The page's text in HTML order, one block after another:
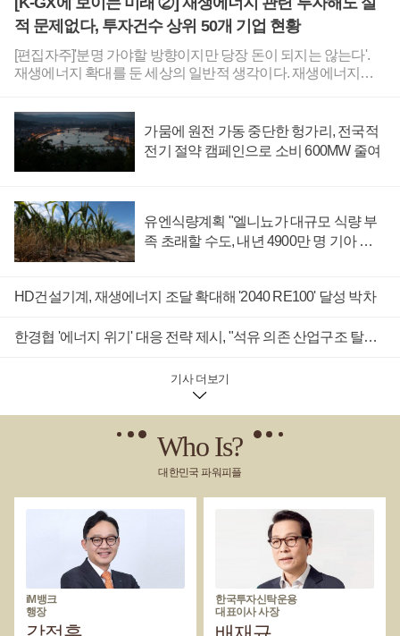
격 결정력을 앞세워 고객사들에 더 높은 가격으로 장기 계약 체
결을 요구하는 사례도 파악된다고 전했다.따라서 빅테크 업체
들의 장기 계약 금액이 앞으로 계속 늘어날 가능성도 있다고 덧
붙였다.결국 배런스는 2027년부터 빅테크의 인공지능 설비 투
자가 위축될 수 있다고 바라보던 투자자들의 예측이 빗나갈 수
퍼런스콜에서 설비 투자 금액을 상향했다.알파벳의 2026년 투
자 지출 계획은 2천억 달러(약 283조 원)로 이전보다 150억 달러
(약 21조 원) 늘었다. 메타는 2026년에 1400억 달러(약 198조 원)
를 들일 계획을 두고 있다.마이크로소프트는 2026년 1750억 달
행할 방침을 세웠다.다만 아마존이 현재까지 체결한 장기 계약
규모는 2670억 달러(약 378조 원)에 그친 것으로 파악됐다.배런
스는 아마존이 메모리반도체 가격 하락을 비롯한 시장 변화를
기대하고 장기 계약에 다소 소극적으로 나선 것이라는 분석을
약을 체결하며 물량을 선점하고 있는 만큼 메모리반도체 가격
머스크 테슬라 겸 스페이스X CEO는 4일(현지시각) 스페이스X
공급 부족 사태가 훨씬 심각해질 가능성을 시사했다.빅테크들
알파벳, 마이크로소프트, 아마존, 오라클의 '잔여 이행 의무
(RPO)' 합산 규모가 2026년 1분기 말 기준 약 2조1천억 달러(약
2973조 원)에 달하는 것으로 추산했다. 이는 전년 동기 대비
184% 증가한 수치다. 이 분석에 메타는 포함되지 않았다.잔여
이행 의무란 빅테크들이 고객사와 계약을 맺었으나 아직 매출
로 인식되지 않은 금액을 말한다. 즉 미래에 발생할 매출로 AI 투
자를 뒷받침하는 근거로 여겨진다.김용원 기자
적 문제없다, 투자건수 상위 50개 기업 현황
[편집자주]'분명 가야할 방향이지만 당장 돈이 되지는 않는다'.
재생에너지 확대를 둔 세상의 일반적 생각이다. 재생에너지는
전략에 핵심이지만 이와 관련한 사업성이 아직 높지 않다는 견
해가 많다. 하지만 재생에너지는 기후 대응과 탄소중립의 핵심
일뿐 아니라 미래 새 먹거리로 도약할 잠재력도충분하다. 수출
통계와 기업 공시를 통해 실제로 나타난 재생에너지 관련 분야
세히 짚어본다. [K-GX에 보이는 미래 ①] 재생에너지, 원전보다
한국 기업에 더 큰 수출 기회 연다 [K-GX에 보이는 미래②] 재생
에너지 관련 투자해도 실적 문제없다, 투자건수 상위 50개 기업
현황 최근 5년 동안 재생에너지와 관련한 사업 추진 건수 상위
타났다.재생에너지 관련 투자를 벌이느라 한국 기업들의 수익
성이 나빠질 수 있다는 세간의 인식은 사실과 거리가 먼 것으로
터를 활용해 국내 상장사들의 2021~2025년 재생에너지 관련 사
지 관련 사업 추진건수 상위 50대 상장사 가운데 37개 기업의 영
업이익이 증가했고 13개 기업만이 보합세이거나 감소한 것으로
나타났다.재생에너지 사업이 수익성에 악영향을 줄 수 있다는
세간의 일반적 인식과 달리 재생에너지 사업 추진 건수와 영업
이익 부진 사이에 뚜렷한 상관관계는 보이지 않았다.재생에너
지 관련 사업 추진 건수 상위 50대 상장사 가운데 대기업 지주사
LS, SK스퀘어, 한화, 삼성물산, KT&G 등 8개사는 영업이익이 증
가했다.영업이익이 증가한 지주사의 공통점은 재생에너지 관련
계열사를 거느리고 있다는 것이다. GS, LS, HD현대, 한화, 두산
등이 이에 해당한다. 이들은 태양광, 해상풍력, 해저케이블 관련
계열사를 두고 있다.국내 산업 부문별로 보면 정유사, 석유화학,
철강, 건설 등 전통적으로 온실가스를 많이 배출하는 사업에 종
사하는 기업들은 재생에너지 사업 추진건수가 많음에도 불구하
고 대체로 실적이 부진했다.일례로 포스코홀딩스, 현대건설, 대
가뭄에 원전 가동 중단한 헝가리, 전국적
전기 절약 캠페인으로 소비 600MW 줄여
유엔식량계획 "엘니뇨가 대규모 식량 부
족 초래할 수도, 내년 4900만 명 기아 직
HD건설기계, 재생에너지 조달 확대해 '2040 RE100' 달성 박차
한경협 '에너지 위기' 대응 전략 제시, "석유 의존 산업구조 탈피해야"
기사 더보기
Who Is?
대한민국 파워피플
iM뱅크
행장
한국투자신탁운용
대표이사 사장